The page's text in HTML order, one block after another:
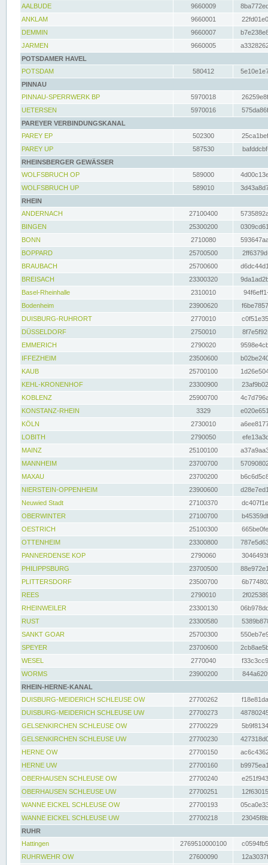
AALBUDE
9660009
ANKLAM
9660001
DEMMIN
9660007
JARMEN
9660005
POTSDAMER HAVEL
POTSDAM
580412
PINNAU
PINNAU-SPERRWERK BP
5970018
UETERSEN
5970016
PAREYER VERBINDUNGSKANAL
PAREY EP
502300
PAREY UP
587530
RHEINSBERGER GEWÄSSER
WOLFSBRUCH OP
589000
WOLFSBRUCH UP
589010
RHEIN
ANDERNACH
27100400
BINGEN
25300200
BONN
2710080
BOPPARD
25700500
BRAUBACH
25700600
BREISACH
23300320
Basel-Rheinhalle
2310010
Bodenheim
23900620
DUISBURG-RUHRORT
2770010
DÜSSELDORF
2750010
EMMERICH
2790020
IFFEZHEIM
23500600
KAUB
25700100
KEHL-KRONENHOF
23300900
KOBLENZ
25900700
KONSTANZ-RHEIN
3329
KÖLN
2730010
LOBITH
2790050
MAINZ
25100100
MANNHEIM
23700700
MAXAU
23700200
NIERSTEIN-OPPENHEIM
23900600
Neuwied Stadt
27100370
OBERWINTER
27100700
OESTRICH
25100300
OTTENHEIM
23300800
PANNERDENSE KOP
2790060
PHILIPPSBURG
23700500
PLITTERSDORF
23500700
REES
2790010
RHEINWEILER
23300130
RUST
23300580
SANKT GOAR
25700300
SPEYER
23700600
WESEL
2770040
WORMS
23900200
RHEIN-HERNE-KANAL
DUISBURG-MEIDERICH SCHLEUSE OW
27700262
DUISBURG-MEIDERICH SCHLEUSE UW
27700273
GELSENKIRCHEN SCHLEUSE OW
27700229
GELSENKIRCHEN SCHLEUSE UW
27700230
HERNE OW
27700150
HERNE UW
27700160
OBERHAUSEN SCHLEUSE OW
27700240
OBERHAUSEN SCHLEUSE UW
27700251
WANNE EICKEL SCHLEUSE OW
27700193
WANNE EICKEL SCHLEUSE UW
27700218
RUHR
Hattingen
2769510000100
RUHRWEHR OW
27600090